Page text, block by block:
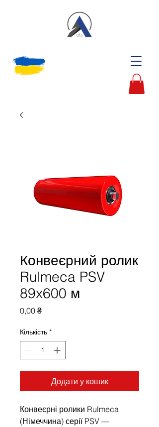
Конвеєрний ролик
Rulmeca PSV
89x600 м
0,00 ₴Ціна
Кількість *
Додати у кошик
Конвеєрні ролики Rulmeca
(Німеччина) серії PSV —